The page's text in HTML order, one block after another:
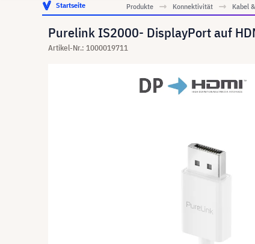
Startseite Produkte Konnektivität Kabel
Purelink IS2000- DisplayPort auf
Artikel-Nr.: 1000019711